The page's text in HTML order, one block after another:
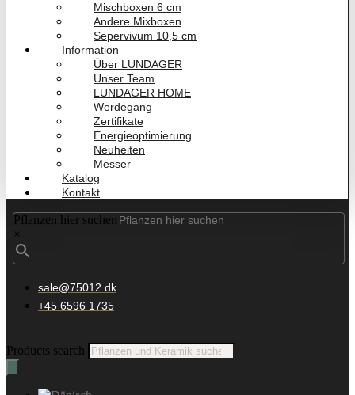
Mischboxen 6 cm
Andere Mixboxen
Sepervivum 10,5 cm
Information
Über LUNDAGER
Unser Team
LUNDAGER HOME
Werdegang
Zertifikate
Energieoptimierung
Neuheiten
Messer
Katalog
Kontakt
Pflanzen hier suchen
×
sale@75012.dk
+45 6596 1735
Products search